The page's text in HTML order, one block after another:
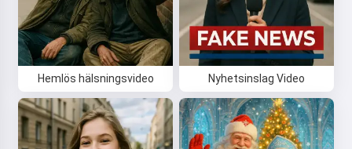
Hemlös hälsningsvideo Nyhetsinslag Video